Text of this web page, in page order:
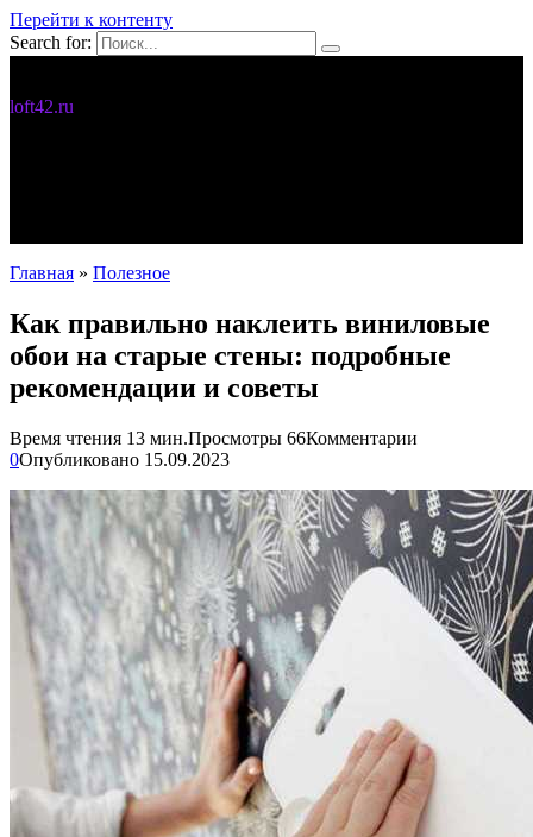
Перейти к контенту
Search for:
loft42.ru
Главная » Полезное
Как правильно наклеить виниловые
обои на старые стены: подробные
рекомендации и советы
Время чтения 13 мин.Просмотры 66Комментарии
0Опубликовано 15.09.2023